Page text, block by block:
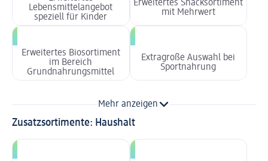
Lebensmittelangebot
speziell für Kinder
Erweitertes Snacksortiment
mit Mehrwert
Erweitertes Biosortiment
im Bereich
Grundnahrungsmittel
Extragroße Auswahl bei
Sportnahrung
Mehr anzeigen
Zusatzsortimente: Haushalt